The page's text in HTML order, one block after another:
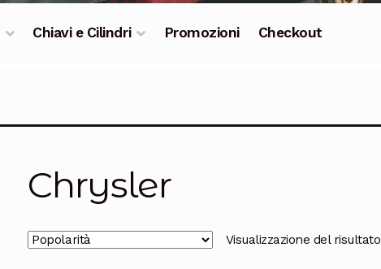
Chiavi e Cilindri Promozioni Checkout
Chrysler
Visualizzazione del risultato